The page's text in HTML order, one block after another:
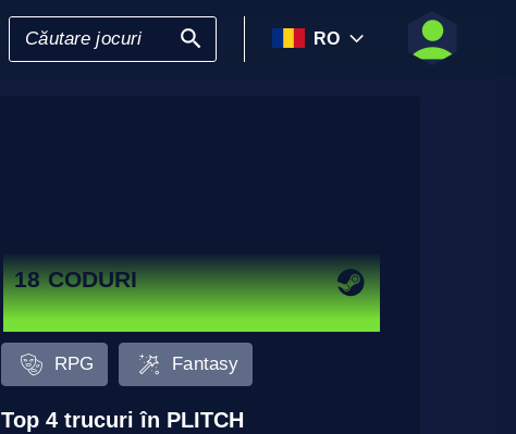
RO
18 CODURI
RPG Fantasy
Top 4 trucuri în PLITCH